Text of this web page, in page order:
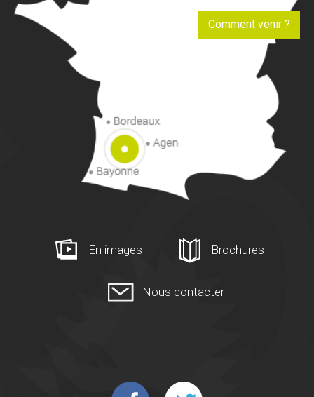
Comment venir ?
En images Brochures
Nous contacter